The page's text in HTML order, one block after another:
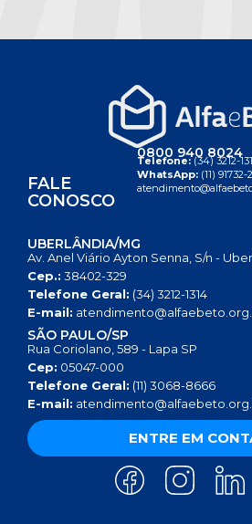
FALE
CONOSCO
0800 940 8024
Telefone:(34) 3212-
WhatsApp: (11) 91732-
UBERLÂNDIA/MG
Av. Anel Viário Ayton Senna, S/n -
Cep.: 38402-329
Telefone Geral: (34) 3212-1314
E-mail:
SÃO PAULO/SP
Rua Coriolano, 589 - Lapa SP
Cep: 05047-000
Telefone Geral: (11) 3068-8666
E-mail:
ENTRE EM